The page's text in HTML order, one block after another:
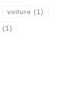
voiture (1)
(1)